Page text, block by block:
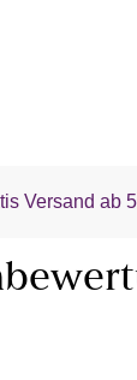
Versand ab